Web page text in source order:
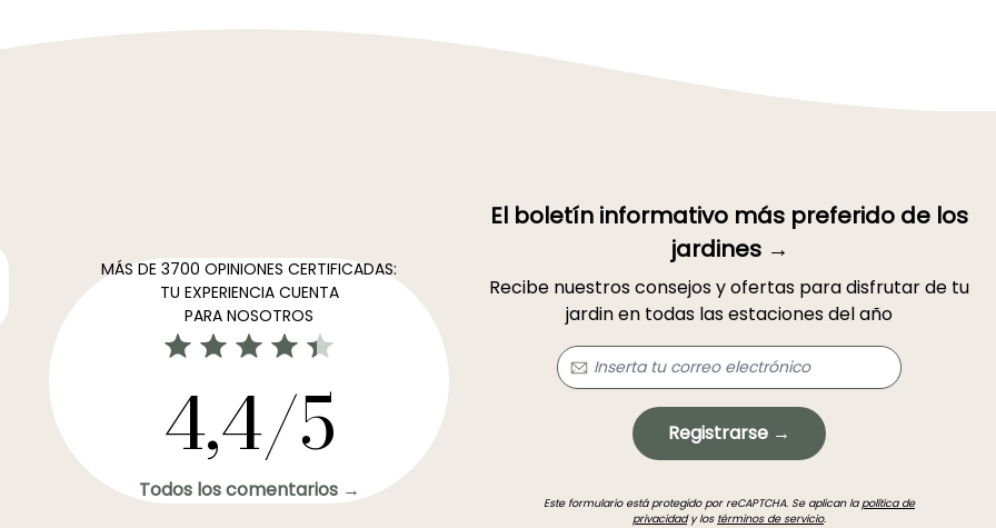
MÁS DE 3700 OPINIONES CERTIFICADAS:
TU EXPERIENCIA CUENTA
PARA NOSOTROS
4,4/5
Todos los comentarios →
El boletín informativo más preferido de los
jardines →
Recibe nuestros consejos y ofertas para disfrutar de tu
jardin en todas las estaciones del año
Registrarse →
Este formulario está protegido por reCAPTCHA. Se aplican lapolítica de
privacidady los términos de servicio.